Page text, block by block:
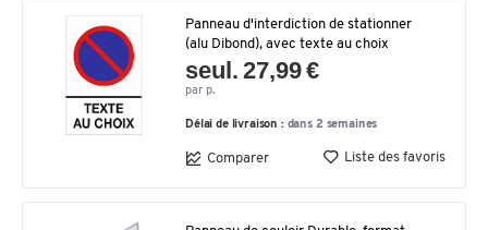
Panneau d'interdiction de stationner
(alu Dibond), avec texte au choix
seul. 27,99 €
par p.
Délai de livraison : dans 2 semaines
Comparer Liste des favoris